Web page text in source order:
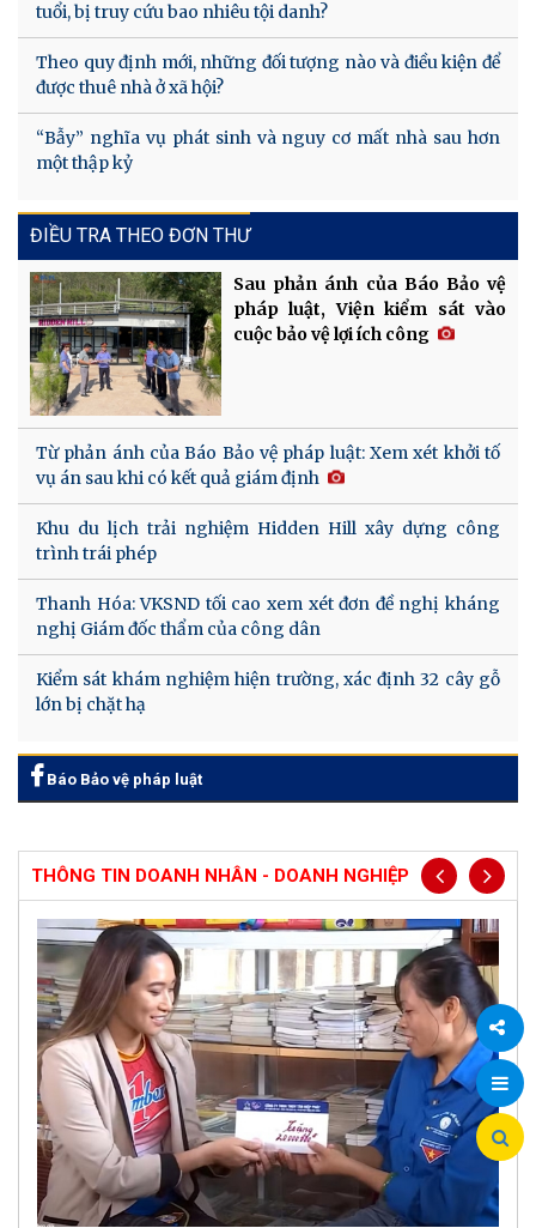
Chia
tuổi, bị truy cứu bao nhiêu tội danh?
Theo quy định mới, những đối tượng nào và điều kiện để
được thuê nhà ở xã hội?
“Bẫy” nghĩa vụ phát sinh và nguy cơ mất nhà sau hơn
một thập kỷ
ĐIỀU TRA THEO ĐƠN THƯ
Sau phản ánh của Báo Bảo vệ
pháp luật, Viện kiểm sát vào
cuộc bảo vệ lợi ích công
Từ phản ánh của Báo Bảo vệ pháp luật: Xem xét khởi tố
vụ án sau khi có kết quả giám định
Khu du lịch trải nghiệm Hidden Hill xây dựng công
trình trái phép
Thanh Hóa: VKSND tối cao xem xét đơn đề nghị kháng
nghị Giám đốc thẩm của công dân
Kiểm sát khám nghiệm hiện trường, xác định 32 cây gỗ
lớn bị chặt hạ
Báo Bảo vệ pháp luật
THÔNG TIN DOANH NHÂN - DOANH NGHIỆP